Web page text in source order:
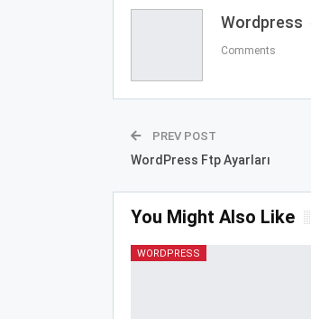
Wordpress
Comments
PREV POST
WordPress Ftp Ayarları
You Might Also Like
WORDPRESS